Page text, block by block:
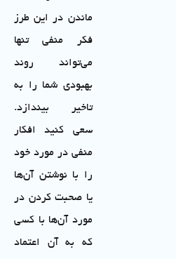
ماندن در این طرز
فکر منفی تنها
می‌تواند روند
بهبودی شما را به
تاخیر بیندازد.
سعی کنید افکار
منفی در مورد خود
را با نوشتن آن‌ها
یا صحبت کردن در
مورد آن‌ها با کسی
که به آن اعتماد